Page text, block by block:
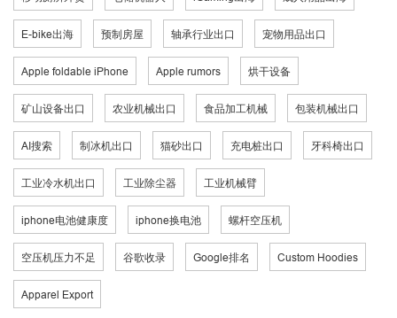
E-bike出海 预制房屋 轴承行业出口 宠物用品出口
Apple foldable iPhone Apple rumors 烘干设备
矿山设备出口 农业机械出口 食品加工机械 包装机械出口
AI搜索 制冰机出口 猫砂出口 充电桩出口 牙科椅出口
工业冷水机出口 工业除尘器 工业机械臂
iphone电池健康度 iphone换电池 螺杆空压机
空压机压力不足 谷歌收录 Google排名 Custom Hoodies
Apparel Export